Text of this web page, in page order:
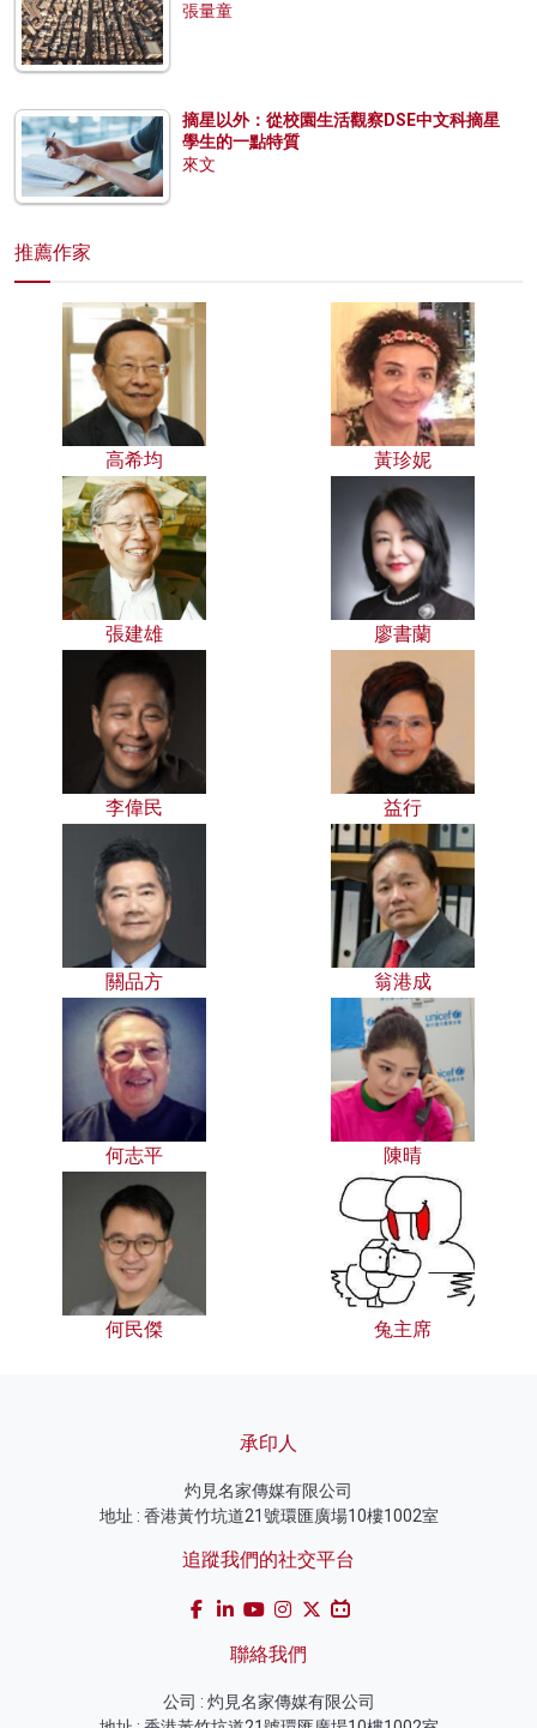
張量童
摘星以外：從校園生活觀察DSE中文科摘星
學生的一點特質
來文
推薦作家
高希均 黃珍妮
張建雄 廖書蘭
李偉民 益行
關品方 翁港成
何志平 陳晴
何民傑 兔主席
承印人
灼見名家傳媒有限公司
地址 : 香港黃竹坑道21號環匯廣場10樓1002室
追蹤我們的社交平台
聯絡我們
公司 : 灼見名家傳媒有限公司